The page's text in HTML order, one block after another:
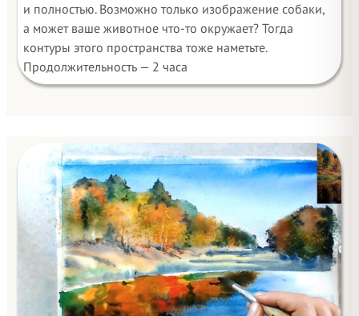
и полностью. Возможно только изображение собаки,
а может ваше животное что-то окружает? Тогда
контуры этого пространства тоже наметьте.
Продолжительность — 2 часа